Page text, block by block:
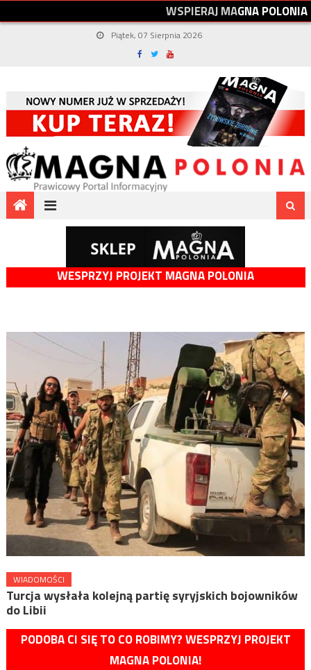
WSPIERAJMAGNAPOLONIA
Piątek, 07 Sierpnia 2026
WESPRZYJ PROJEKT MAGNA POLONIA
WIADOMOŚCI
Turcja wysłała kolejną partię syryjskich bojowników
do Libii
PODOBA CI SIĘ TO CO ROBIMY? WESPRZYJ PROJEKT
MAGNA POLONIA!